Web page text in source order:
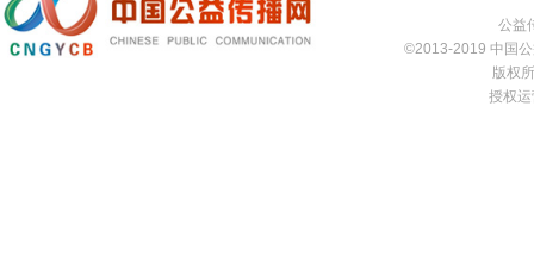
公益
©2013-2019 中国
版权
授权